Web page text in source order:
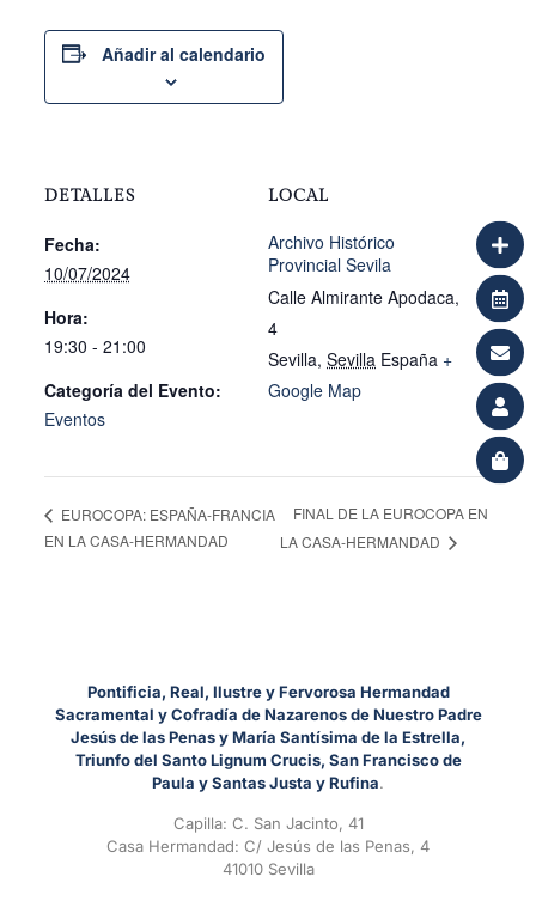
Añadir al calendario
DETALLES
Fecha:
10/07/2024
Hora:
19:30 - 21:00
Categoría del Evento:
Eventos
LOCAL
Archivo Histórico
Provincial Sevila
Calle Almirante Apodaca,
4
Sevilla, Sevilla España +
Google Map
EUROCOPA: ESPAÑA-FRANCIA
EN LA CASA-HERMANDAD
FINAL DE LA EUROCOPA EN
LA CASA-HERMANDAD
Pontificia, Real, Ilustre y Fervorosa Hermandad
Sacramental y Cofradía de Nazarenos de Nuestro Padre
Jesús de las Penas y María Santísima de la Estrella,
Triunfo del Santo Lignum Crucis, San Francisco de
Paula y Santas Justa y Rufina.
Capilla: C. San Jacinto, 41
Casa Hermandad: C/ Jesús de las Penas, 4
41010 Sevilla